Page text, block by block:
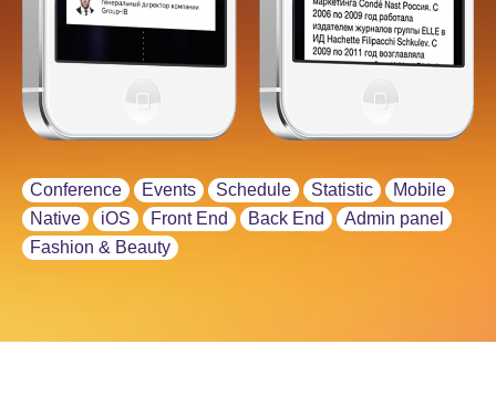
Conference Events Schedule Statistic
Mobile
Native
iOS Front End Back End
Admin panel
Fashion & Beauty